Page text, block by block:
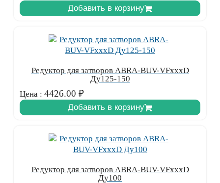
Добавить в корзину
Редуктор для затворов ABRA-BUV-VFxxxD
Ду125-150
Цена : 4426.00 ₽
Добавить в корзину
Редуктор для затворов ABRA-BUV-VFxxxD
Ду100